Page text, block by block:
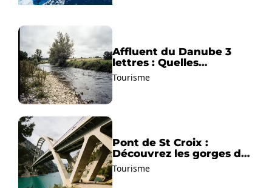
Affluent du Danube 3
lettres : Quelles
solutions trouver ?
Tourisme
Pont de St Croix :
Découvrez les gorges du
Verdon !
Tourisme